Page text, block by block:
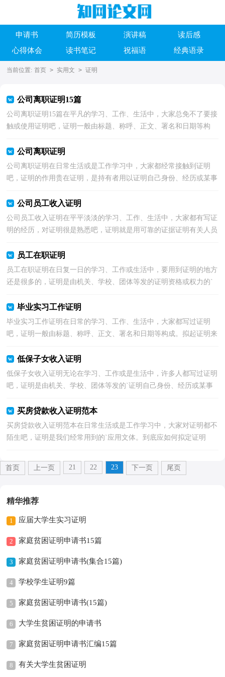
申请书 简历模板 演讲稿
读后感
心得体会
读书笔记 祝福语 经典语录
当前位置: 首页 > 实用文 > 证明
公司离职证明15篇
公司离职证明15篇在平凡的学习、工作、生活中，大家总免不了要接
触或使用证明吧，证明一般由标题、称呼、正文、署名和日期等构
公司离职证明
公司离职证明在日常生活或是工作学习中，大家都经常接触到证明
吧，证明的作用贵在证明，是持有者用以证明自己身份、经历或某事
公司员工收入证明
公司员工收入证明在平平淡淡的学习、工作、生活中，大家都有写证
明的经历，对证明很是熟悉吧，证明就是用可靠的证据证明有关人员
员工在职证明
员工在职证明在日复一日的学习、工作或生活中，要用到证明的地方
还是很多的，证明是由机关、学校、团体等发的证明资格或权力的`
毕业实习工作证明
毕业实习工作证明在日常的学习、工作、生活中，大家都写过证明
吧，证明一般由标题、称呼、正文、署名和日期等构成。拟起证明来
低保子女收入证明
低保子女收入证明无论在学习、工作或是生活中，许多人都写过证明
吧，证明是由机关、学校、团体等发的`证明自己身份、经历或某事
买房贷款收入证明范本
买房贷款收入证明范本在日常生活或是工作学习中，大家对证明都不
陌生吧，证明是我们经常用到的`应用文体。到底应如何拟定证明
首页 上一页 21 22 23 下一页 尾页
精华推荐
1 应届大学生实习证明
2 家庭贫困证明申请书15篇
3 家庭贫困证明申请书(集合15篇)
4 学校学生证明9篇
5 家庭贫困证明申请书(15篇)
6 大学生贫困证明的申请书
7 家庭贫困证明申请书汇编15篇
8 有关大学生贫困证明